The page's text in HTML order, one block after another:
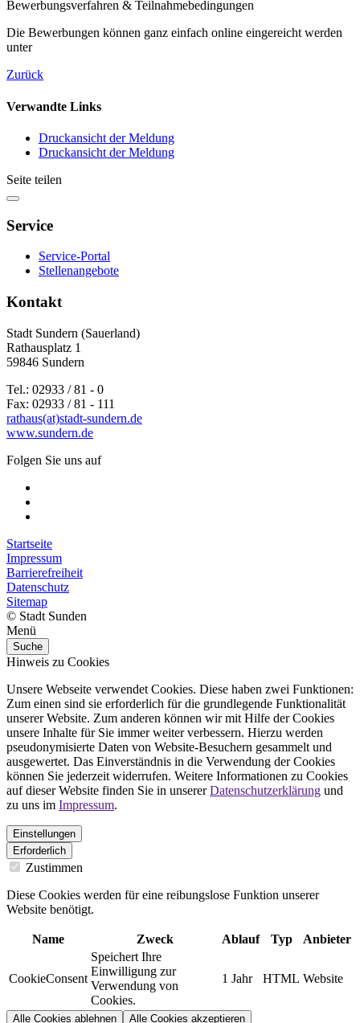
Bewerbungsverfahren & Teilnahmebedingungen
Die Bewerbungen können ganz einfach online eingereicht werden
unter
Zurück
Verwandte Links
Druckansicht der Meldung
Druckansicht der Meldung
Seite teilen
Service
Service-Portal
Stellenangebote
Kontakt
Stadt Sundern (Sauerland)
Rathausplatz 1
59846 Sundern
Tel.: 02933 / 81 - 0
Fax: 02933 / 81 - 111
rathaus(at)stadt-sundern.de
www.sundern.de
Folgen Sie uns auf
Startseite
Impressum
Barrierefreiheit
Datenschutz
Sitemap
© Stadt Sunden
Menü
Suche
Hinweis zu Cookies
Unsere Webseite verwendet Cookies. Diese haben zwei Funktionen:
Zum einen sind sie erforderlich für die grundlegende Funktionalität
unserer Website. Zum anderen können wir mit Hilfe der Cookies
unsere Inhalte für Sie immer weiter verbessern. Hierzu werden
pseudonymisierte Daten von Website-Besuchern gesammelt und
ausgewertet. Das Einverständnis in die Verwendung der Cookies
können Sie jederzeit widerrufen. Weitere Informationen zu Cookies
auf dieser Website finden Sie in unsererDatenschutzerklärung und
zu uns im Impressum.
Einstellungen
Erforderlich
Zustimmen
Diese Cookies werden für eine reibungslose Funktion unserer
Website benötigt.
Name Zweck Ablauf Typ Anbieter
CookieConsent
Speichert Ihre
Einwilligung zur
Verwendung von
Cookies.
1 Jahr HTML Website
Alle Cookies ablehnen Alle Cookies akzeptieren